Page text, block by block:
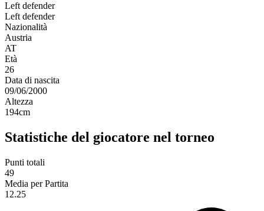
Left defender
Left defender
Nazionalità
Austria
AT
Età
26
Data di nascita
09/06/2000
Altezza
194cm
Statistiche del giocatore nel torneo
Punti totali
49
Media per Partita
12.25